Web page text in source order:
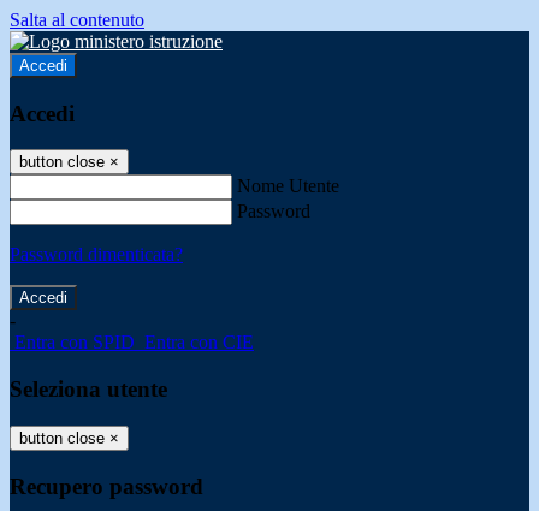
Salta al contenuto
Accedi
Accedi
button close ×
Nome Utente
Password
Password dimenticata?
-
Entra con SPID Entra con CIE
Seleziona utente
button close ×
Recupero password